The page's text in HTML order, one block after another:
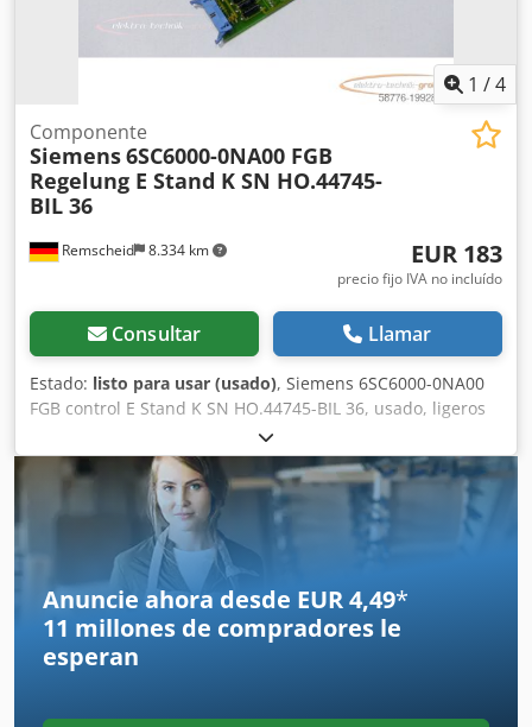
1 /4
Remscheid 8.334 km
Componente
Siemens6SC6000-0NA00 FGB
Regelung E Stand K SN HO.44745-
BIL 36
EUR 183
precio fijo IVA no incluído
Consultar Llamar
Estado: listo para usar (usado), Siemens 6SC6000-0NA00
FGB control E Stand K SN HO.44745-BIL 36, usado, ligeros
signos de desgaste, 100% funcional, alcance de suministro
según fotos Cedpoxagynjfx Angorf
Anuncie ahora desde EUR 4,49*
11 millones de compradores le
esperan